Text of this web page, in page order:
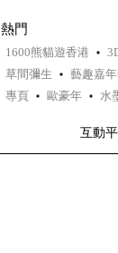
熱門
1600熊貓遊香港
草間彌生
藝趣嘉
專頁
歐豪年 水
互動